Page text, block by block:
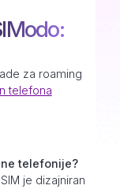
za roaming
telefona
telefonije?
je dizajniran